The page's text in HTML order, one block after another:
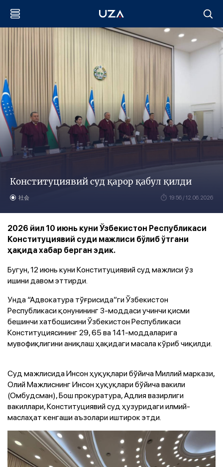
Конституциявий суд қарор қабул қилди
社会 19:56 / 12.06.2026
2026 йил 10 июнь куни Ўзбекистон Республикаси
Конституциявий суди мажлиси бўлиб ўтгани
ҳақида хабар берган эдик.
Бугун, 12 июнь куни Конституциявий суд мажлиси ўз
ишини давом эттирди.
Унда “Адвокатура тўғрисида”ги Ўзбекистон
Республикаси қонунининг 3-моддаси учинчи қисми
бешинчи хатбошисини Ўзбекистон Республикаси
Конституциясининг 29, 65 ва 141-моддаларига
мувофиқлигини аниқлаш ҳақидаги масала кўриб чиқилди.
Суд мажлисида Инсон ҳуқуқлари бўйича Миллий маркази,
Олий Мажлиснинг Инсон ҳуқуқлари бўйича вакили
(Омбудсман), Бош прокуратура, Адлия вазирлиги
вакиллари, Конституциявий суд ҳузуридаги илмий-
маслаҳат кенгаши аъзолари иштирок этди.